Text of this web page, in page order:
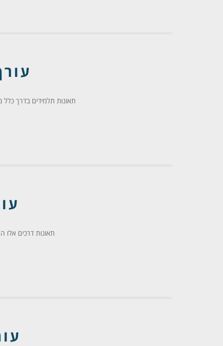
תאונות תלמידים בדרך כלל
תאונות דרכים